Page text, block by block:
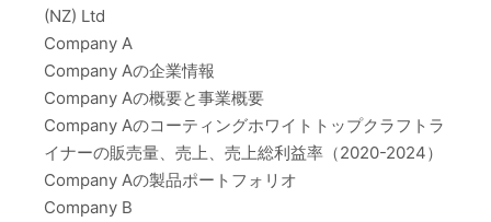
(NZ) Ltd
Company A
Company Aの企業情報
Company Aの概要と事業概要
Company Aのコーティングホワイトトップクラフトラ
イナーの販売量、売上、売上総利益率（2020-2024）
Company Aの製品ポートフォリオ
Company B